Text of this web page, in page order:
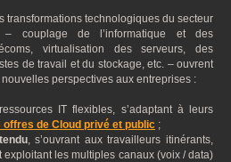
transformations technologiques du secteur
– couplage de l’informatique et des
virtualisation des serveurs, des
de travail et du stockage, etc. – ouvrent
perspectives aux entreprises :
IT flexibles, s’adaptant à leurs
offres de Cloud privé et public ;
, s’ouvrant aux travailleurs itinérants,
les multiples canaux (voix / data)